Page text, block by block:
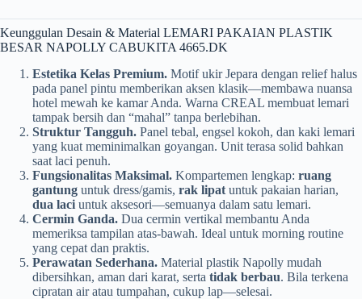
Keunggulan Desain & Material LEMARI PAKAIAN PLASTIK
BESAR NAPOLLY CABUKITA 4665.DK
Estetika Kelas Premium. Motif ukir Jepara dengan relief halus
pada panel pintu memberikan aksen klasik—membawa nuansa
hotel mewah ke kamar Anda. Warna CREAL membuat lemari
tampak bersih dan “mahal” tanpa berlebihan.
Struktur Tangguh. Panel tebal, engsel kokoh, dan kaki lemari
yang kuat meminimalkan goyangan. Unit terasa solid bahkan
saat laci penuh.
Fungsionalitas Maksimal. Kompartemen lengkap: ruang
gantung untuk dress/gamis, rak lipat untuk pakaian harian,
dua laci untuk aksesori—semuanya dalam satu lemari.
Cermin Ganda. Dua cermin vertikal membantu Anda
memeriksa tampilan atas-bawah. Ideal untuk morning routine
yang cepat dan praktis.
Perawatan Sederhana. Material plastik Napolly mudah
dibersihkan, aman dari karat, serta tidak berbau. Bila terkena
cipratan air atau tumpahan, cukup lap—selesai.